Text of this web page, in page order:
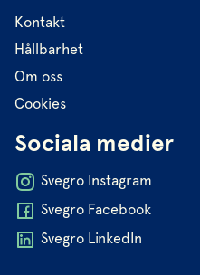
Kontakt
Hållbarhet
Om oss
Cookies
Sociala medier
Svegro Instagram
Svegro Facebook
Svegro LinkedIn